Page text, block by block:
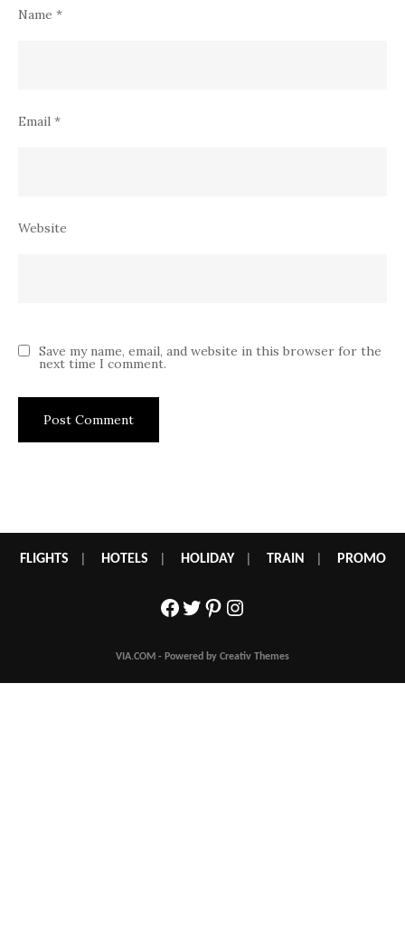
Name *
Email *
Website
Save my name, email, and website in this browser for the
next time I comment.
FLIGHTS HOTELS HOLIDAY| TRAIN PROMO
Facebook
Twitter
Pinterest
Instagram
VIA.COM - Powered by Creativ Themes